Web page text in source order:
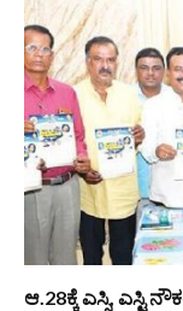
ಆ.28ಕ್ಕೆ ಎಸ್ಸಿ, ಎಸ್ಟಿ